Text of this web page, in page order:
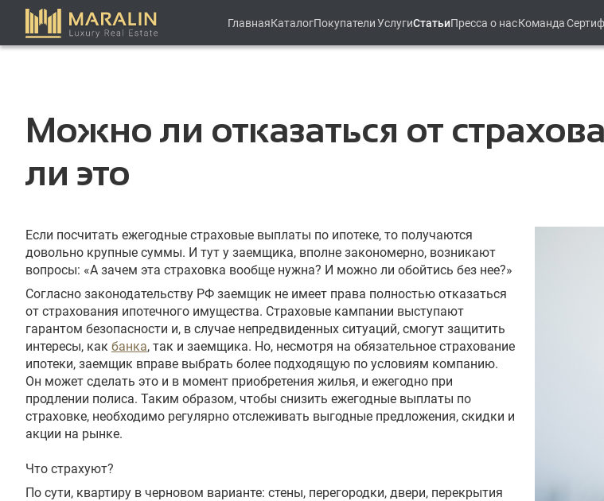
ГлавнаяКаталогПокупателиУслугиСтатьиПресса о насКоманда
Можно ли отказаться от
ли это
Если посчитать ежегодные страховые выплаты по ипотеке, то получаются
довольно крупные суммы. И тут у заемщика, вполне закономерно, возникают
вопросы: «А зачем эта страховка вообще нужна? И можно ли обойтись без нее?»
Согласно законодательству РФ заемщик не имеет права полностью отказаться
от страхования ипотечного имущества. Страховые кампании выступают
гарантом безопасности и, в случае непредвиденных ситуаций, смогут защитить
интересы, как банка, так и заемщика. Но, несмотря на обязательное страхование
ипотеки, заемщик вправе выбрать более подходящую по условиям компанию.
Он может сделать это и в момент приобретения жилья, и ежегодно при
продлении полиса. Таким образом, чтобы снизить ежегодные выплаты по
страховке, необходимо регулярно отслеживать выгодные предложения, скидки и
акции на рынке.
Что страхуют?
По сути, квартиру в черновом варианте: стены, перегородки, двери, перекрытия